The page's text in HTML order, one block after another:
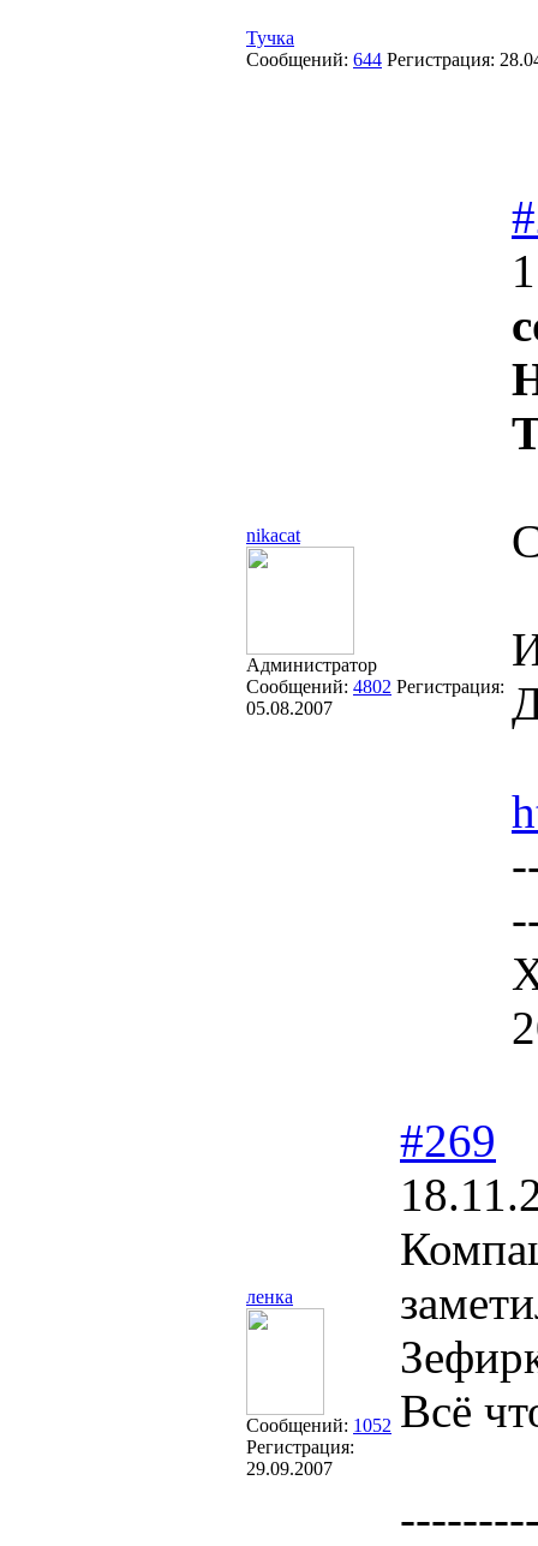
Тучка
Сообщений: 644 Регистрация:
nikacat
Администратор
Сообщений: 4802 Регистрация:
05.08.2007
ленка
Сообщений: 1052
Регистрация:
29.09.2007
#269
Всё